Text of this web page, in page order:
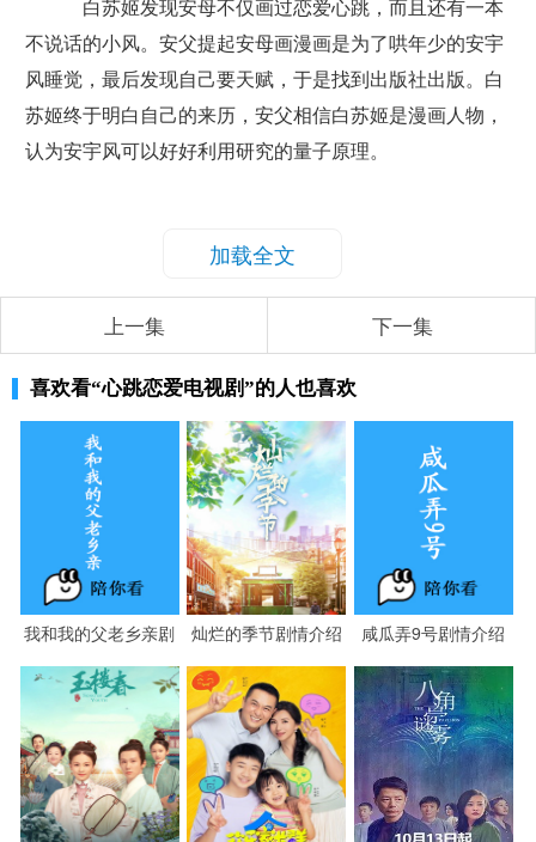
白苏姬发现安母不仅画过恋爱心跳，而且还有一本
不说话的小风。安父提起安母画漫画是为了哄年少的安宇
风睡觉，最后发现自己要天赋，于是找到出版社出版。白
苏姬终于明白自己的来历，安父相信白苏姬是漫画人物，
认为安宇风可以好好利用研究的量子原理。
加载全文
上一集 下一集
喜欢看“心跳恋爱电视剧”的人也喜欢
我和我的父老乡亲剧
情介绍
灿烂的季节剧情介绍 咸瓜弄9号剧情介绍